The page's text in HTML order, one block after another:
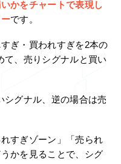
かをチャートで表現し
です。
ぎ・買われすぎを2本の
て、売りシグナルと買い
シグナル、逆の場合は売
すぎゾーン」「売られ
かを見ることで、シグ